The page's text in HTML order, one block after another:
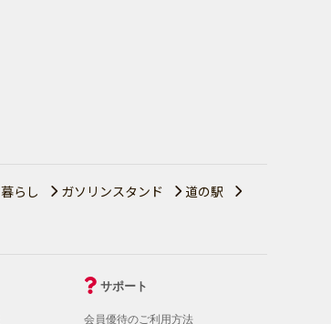
暮らし ガソリンスタンド
道の駅
サポート
会員優待のご利用方法